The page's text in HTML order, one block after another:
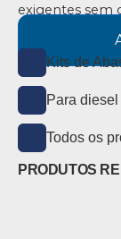
exigentes sem
Kits de
Para diesel
Todos os
PRODUTOS